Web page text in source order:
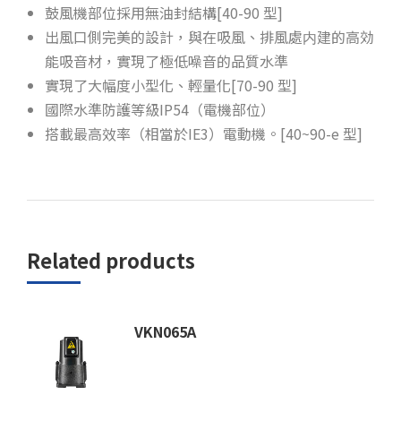
鼓風機部位採用無油封結構[40-90 型]
出風口側完美的設計，與在吸風、排風處内建的高効
能吸音材，實現了極低噪音的品質水準
實現了大幅度小型化、輕量化[70-90 型]
國際水準防護等級IP54（電機部位）
搭載最高效率（相當於IE3）電動機。[40~90-e 型]
Related products
VKN065A